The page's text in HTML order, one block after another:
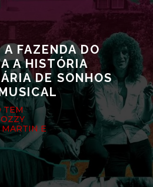
A FAZENDA DO
A HISTÓRIA
DE SONHOS
TEM
MARTIN E